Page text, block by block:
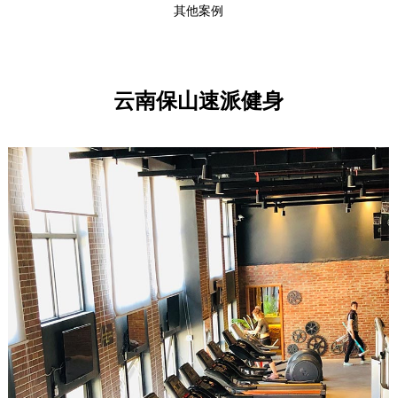
其他案例
云南保山速派健身